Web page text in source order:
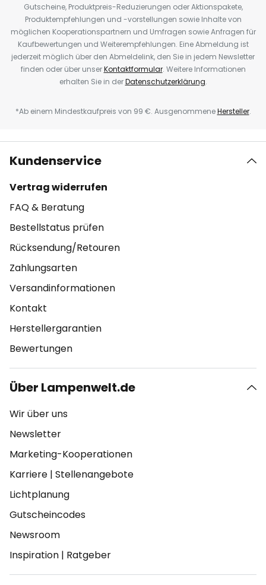
Gutscheine, Produktpreis-Reduzierungen oder Aktionspakete,
Produktempfehlungen und -vorstellungen sowie Inhalte von
möglichen Kooperationspartnern und Umfragen sowie Anfragen für
Kaufbewertungen und Weiterempfehlungen. Eine Abmeldung ist
jederzeit möglich über den Abmeldelink, den Sie in jedem Newsletter
finden oder über unserKontaktformular. Weitere Informationen
erhalten Sie in derDatenschutzerklärung.
*Ab einem Mindestkaufpreis von 99 €. AusgenommeneHersteller.
Kundenservice
Vertrag widerrufen
FAQ & Beratung
Bestellstatus prüfen
Rücksendung/Retouren
Zahlungsarten
Versandinformationen
Kontakt
Herstellergarantien
Bewertungen
Über Lampenwelt.de
Wir über uns
Newsletter
Marketing-Kooperationen
Karriere | Stellenangebote
Lichtplanung
Gutscheincodes
Newsroom
Inspiration | Ratgeber